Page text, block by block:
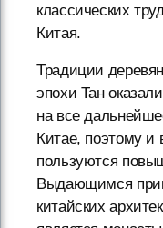
классических
Китая.
Традиции
эпохи Тан
на все
Китае, поэтому и
пользуются
Выдающимся
китайских